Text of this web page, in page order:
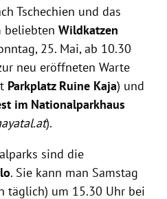
hausschachen.at
gasthof-failler.at
Tschechien und das
beliebten Wildkatzen
25. Mai, ab 10.30
neu eröffneten Warte
Parkplatz Ruine Kaja) und
im Nationalparkhaus
).
sind die
. Sie kann man Samstag
täglich) um 15.30 Uhr bei